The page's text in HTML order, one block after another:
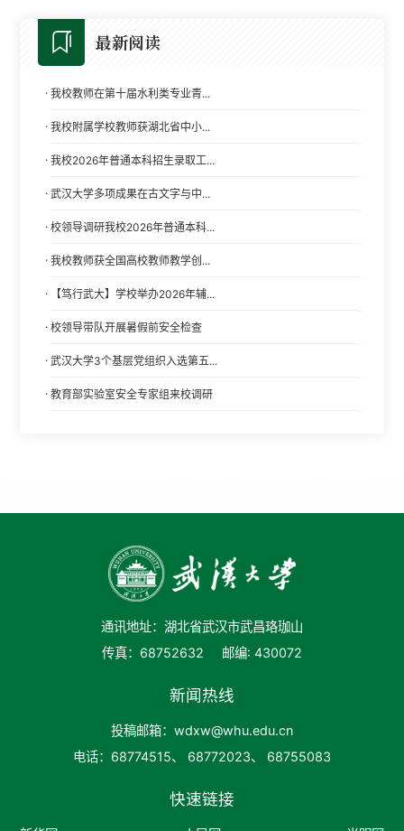
最新阅读
· 我校教师在第十届水利类专业青...
· 我校附属学校教师获湖北省中小...
· 我校2026年普通本科招生录取工...
· 武汉大学多项成果在古文字与中...
· 校领导调研我校2026年普通本科...
· 我校教师获全国高校教师教学创...
· 【笃行武大】学校举办2026年辅...
· 校领导带队开展暑假前安全检查
· 武汉大学3个基层党组织入选第五...
· 教育部实验室安全专家组来校调研
通讯地址：湖北省武汉市武昌珞珈山
传真：68752632
邮编: 430072
新闻热线
投稿邮箱：wdxw@whu.edu.cn
电话：68774515、 68772023、 68755083
快速链接